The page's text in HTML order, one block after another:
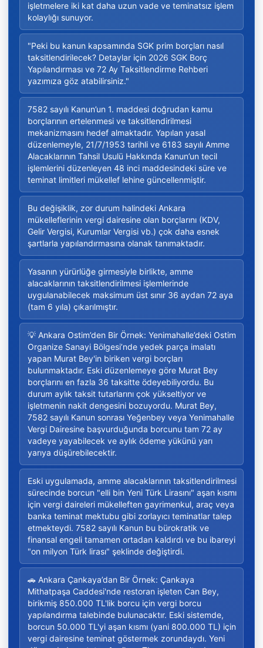
işletmelere iki kat daha uzun vade ve teminatsız işlem
kolaylığı sunuyor.
"Peki bu kanun kapsamında SGK prim borçları nasıl
taksitlendirilecek? Detaylar için 2026 SGK Borç
Yapılandırması ve 72 Ay Taksitlendirme Rehberi
yazımıza göz atabilirsiniz."
7582 sayılı Kanun’un 1. maddesi doğrudan kamu
borçlarının ertelenmesi ve taksitlendirilmesi
mekanizmasını hedef almaktadır. Yapılan yasal
düzenlemeyle, 21/7/1953 tarihli ve 6183 sayılı Amme
Alacaklarının Tahsil Usulü Hakkında Kanun’un tecil
işlemlerini düzenleyen 48 inci maddesindeki süre ve
teminat limitleri mükellef lehine güncellenmiştir.
Bu değişiklik, zor durum halindeki Ankara
mükelleflerinin vergi dairesine olan borçlarını (KDV,
Gelir Vergisi, Kurumlar Vergisi vb.) çok daha esnek
şartlarla yapılandırmasına olanak tanımaktadır.
Yasanın yürürlüğe girmesiyle birlikte, amme
alacaklarının taksitlendirilmesi işlemlerinde
uygulanabilecek maksimum üst sınır 36 aydan 72 aya
(tam 6 yıla) çıkarılmıştır.
💡 Ankara Ostim’den Bir Örnek: Yenimahalle’deki Ostim
Organize Sanayi Bölgesi’nde yedek parça imalatı
yapan Murat Bey'in biriken vergi borçları
bulunmaktadır. Eski düzenlemeye göre Murat Bey
borçlarını en fazla 36 taksitte ödeyebiliyordu. Bu
durum aylık taksit tutarlarını çok yükseltiyor ve
işletmenin nakit dengesini bozuyordu. Murat Bey,
7582 sayılı Kanun sonrası Yeğenbey veya Yenimahalle
Vergi Dairesine başvurduğunda borcunu tam 72 ay
vadeye yayabilecek ve aylık ödeme yükünü yarı
yarıya düşürebilecektir.
Eski uygulamada, amme alacaklarının taksitlendirilmesi
sürecinde borcun "elli bin Yeni Türk Lirasını" aşan kısmı
için vergi daireleri mükelleften gayrimenkul, araç veya
banka teminat mektubu gibi zorlayıcı teminatlar talep
etmekteydi. 7582 sayılı Kanun bu bürokratik ve
finansal engeli tamamen ortadan kaldırdı ve bu ibareyi
"on milyon Türk lirası" şeklinde değiştirdi.
🚗 Ankara Çankaya’dan Bir Örnek: Çankaya
Mithatpaşa Caddesi'nde restoran işleten Can Bey,
birikmiş 850.000 TL'lik borcu için vergi borcu
yapılandırma talebinde bulunacaktır. Eski sistemde,
borcun 50.000 TL'yi aşan kısmı (yani 800.000 TL) için
vergi dairesine teminat göstermek zorundaydı. Yeni